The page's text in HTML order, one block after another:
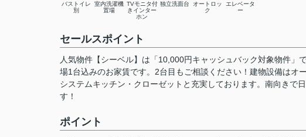
バストイレ
別
室内洗濯機
置場
TVモニタ付
きインター
ホン
独立洗面台
オートロッ
ク
エレベータ
ー
セールスポイント
人気物件【シーベル】は「10,000円キャッシュバック対象物件
場1台込みのお家賃です。2台目もご相談ください！建物設備はオ
システムキッチン・クローゼットと充実しております。南向きで
す！
ポイント